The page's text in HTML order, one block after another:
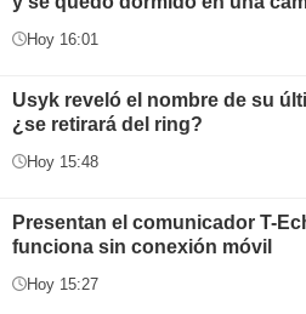
Hoy 16:01
Usyk reveló el nombre de su
¿se retirará del ring?
Hoy 15:48
Presentan el comunicador T-
funciona sin conexión móvil
Hoy 15:27